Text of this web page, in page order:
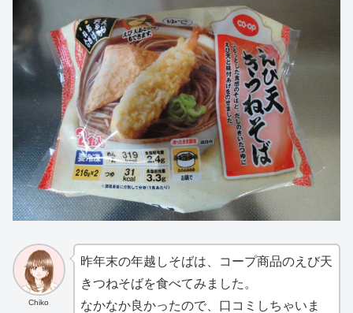
Chiko
昨年末の年越しそばは、コープ商品のえび天
きつねそばを食べてみました。
なかなか良かったので、口コミしちゃいま